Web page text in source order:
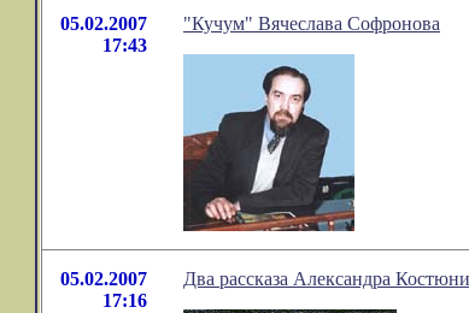
05.02.2007
17:43
"Кучум" Вячеслава Софронова
05.02.2007
17:16
Два рассказа Александра